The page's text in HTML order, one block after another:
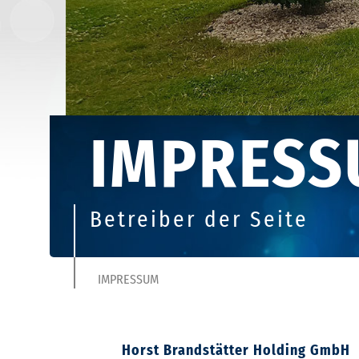
u
p
Betreiber der Seite
IMPRESSUM
Horst Brandstätter Holding GmbH